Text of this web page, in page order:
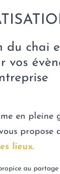
du chai
vos
en pleine
propose
lieux.
au